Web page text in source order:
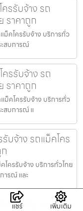
รรับจ้าง รถ
ราคาถูก
ม็คโครรับจ้าง บริการทั่ว
สบการณ์
รรับจ้าง รถ
ราคาถูก
ม็คโครรับจ้าง บริการทั่ว
สบการณ์ แ
บจ้าง รถแม็คโคร
โครรับจ้าง บริการทั่วไทย
ารณ์ และ
เชียคลีน ชลบุรี รถ
แชร์ เพิ่มเติม